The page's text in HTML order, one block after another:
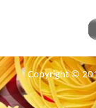
Copyright ©